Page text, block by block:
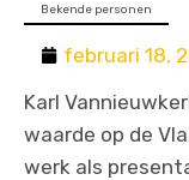
Bekende personen
februari 18,
Karl
waarde op de
werk als